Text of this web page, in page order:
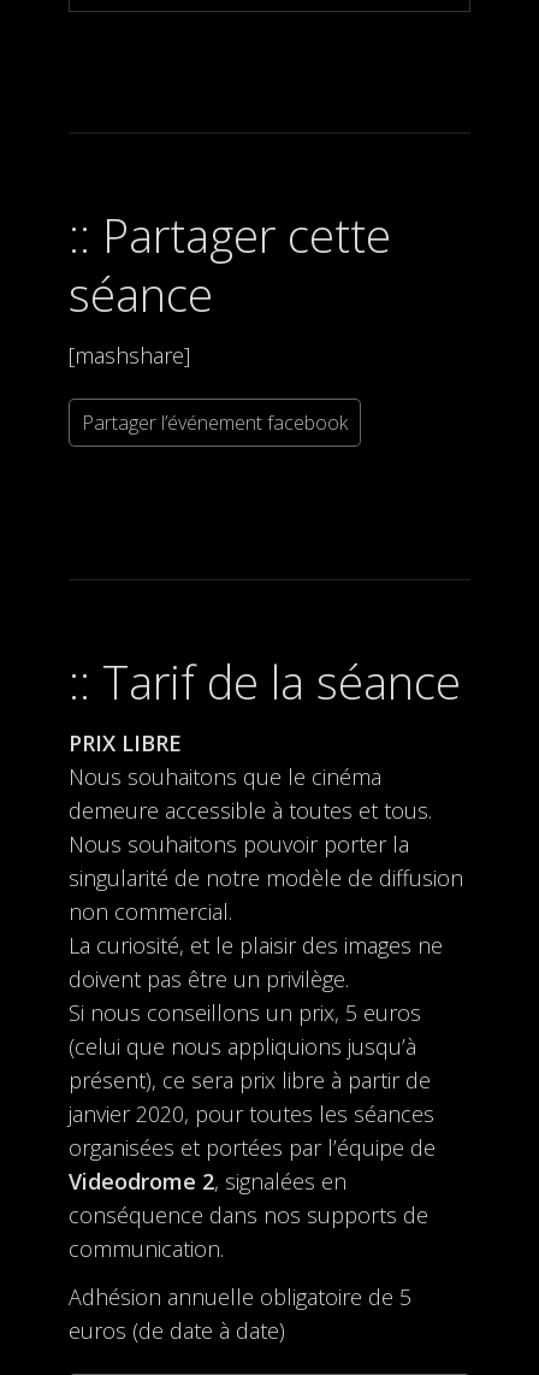
Partager cette
séance
[mashshare]
Partager l’événement facebook
Tarif de la séance
PRIX LIBRE
Nous souhaitons que le cinéma
demeure accessible à toutes et tous.
Nous souhaitons pouvoir porter la
singularité de notre modèle de diffusion
non commercial.
La curiosité, et le plaisir des images ne
doivent pas être un privilège.
Si nous conseillons un prix, 5 euros
(celui que nous appliquions jusqu’à
présent), ce sera prix libre à partir de
janvier 2020, pour toutes les séances
organisées et portées par l’équipe de
Videodrome 2, signalées en
conséquence dans nos supports de
communication.
Adhésion annuelle obligatoire de 5
euros (de date à date)